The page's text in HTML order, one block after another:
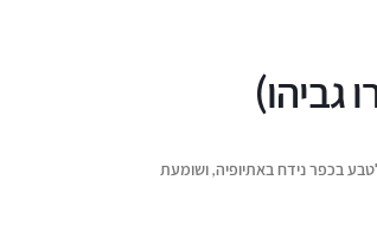
בכפר נידח באתיופיה, ושומעת